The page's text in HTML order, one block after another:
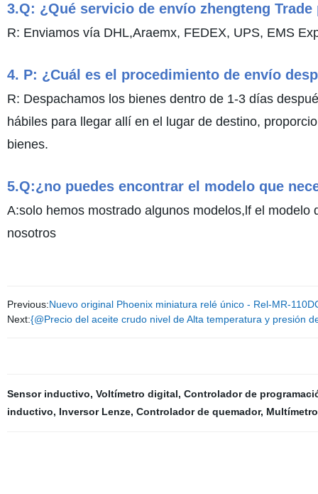
3.Q: ¿Qué servicio de envío zhengteng
R: Enviamos vía DHL,Araemx, FEDEX, UPS, EMS
4. P: ¿Cuál es el procedimiento de envío
R: Despachamos los bienes dentro de 1-3 días
hábiles para llegar allí en el lugar de destino,
bienes.
5.Q:¿no puedes encontrar el modelo que
A:solo hemos mostrado algunos modelos,lf el
nosotros
Previous:Nuevo original Phoenix miniatura relé único - Rel-MR-
Next:{@Precio del aceite crudo nivel de Alta temperatura y presión
Sensor inductivo, Voltímetro digital, Controlador de
inductivo, Inversor Lenze, Controlador de quemador,